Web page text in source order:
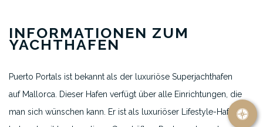
INFORMATIONEN ZUM
YACHTHAFEN
Puerto Portals ist bekannt als der luxuriöse Superjachthafen
auf Mallorca. Dieser Hafen verfügt über alle Einrichtungen, die
man sich wünschen kann. Er ist als luxuriöser Lifestyle-Hafen